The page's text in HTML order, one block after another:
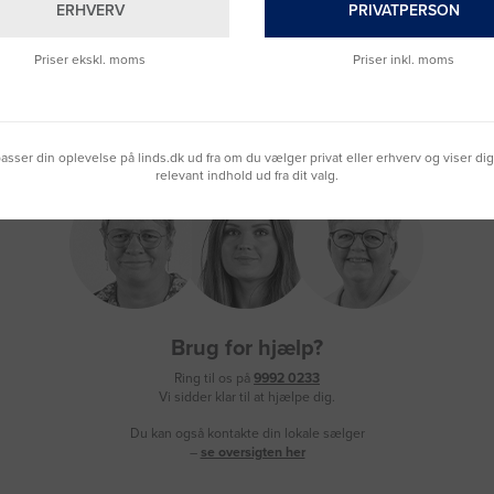
Brug for hjælp?
Ring til os på 9992 0233
Vi sidder klar til at hjælpe dig.
Du kan også kontakte din lokale sælger
– se oversigten her
ERHVERV
Priser ekskl. moms
PRIVATPERSON
Priser inkl. moms
din oplevelse på linds.dk ud fra om du vælger privat eller erhverv og viser
relevant indhold ud fra dit valg.